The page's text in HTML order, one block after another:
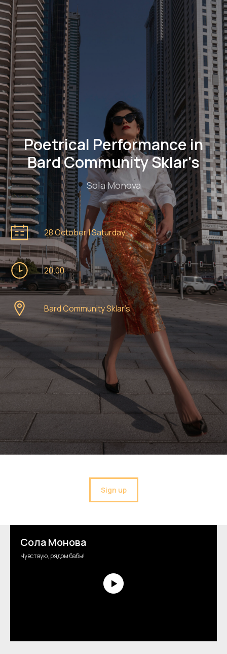
Poetrical Performance in
Bard Community Sklar’s
Sola Monova
28 October | Saturday
20.00
Bard Community Sklar’s
Sign up
Сола Монова
Чувствую, рядом бабы!